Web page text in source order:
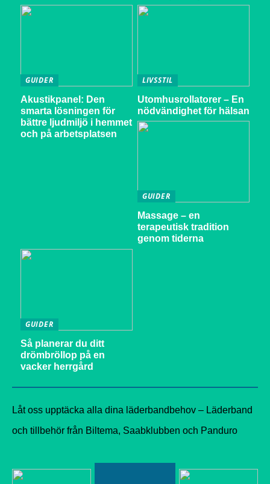
GUIDER
Akustikpanel: Den
smarta lösningen för
bättre ljudmiljö i hemmet
och på arbetsplatsen
LIVSSTIL
Utomhusrollatorer – En
nödvändighet för hälsan
GUIDER
Massage – en
terapeutisk tradition
genom tiderna
GUIDER
Så planerar du ditt
drömbröllop på en
vacker herrgård
Låt oss upptäcka alla dina läderbandbehov – Läderband
och tillbehör från Biltema, Saabklubben och Panduro